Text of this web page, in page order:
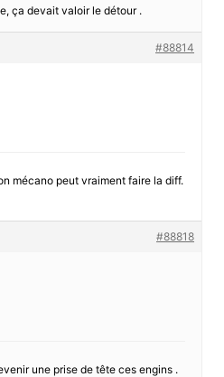
ça devait valoir le détour .
#88814
mécano peut vraiment faire la diff.
#88818
une prise de tête ces engins .